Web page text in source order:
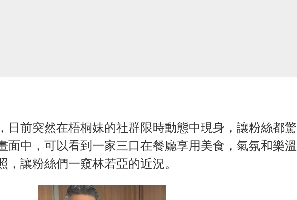
日前突然在梧桐妹的社群限時動態中現身，讓粉絲都驚
面中，可以看到一家三口在餐廳享用美食，氣氛和樂溫
，讓粉絲們一窺林若亞的近況。